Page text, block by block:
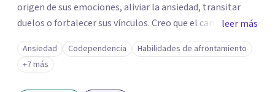
origen de sus emociones, aliviar la ansiedad, transitar
duelos o fortalecer sus vínculos. Creo que el camino hacia
una vida más auténtica comienza cuando nos animamos
a mirar hacia adentro y a reconocer las raíces de lo que
sentimos.
leer más
Ansiedad Codependencia
Habilidades de afrontamiento
+7 más